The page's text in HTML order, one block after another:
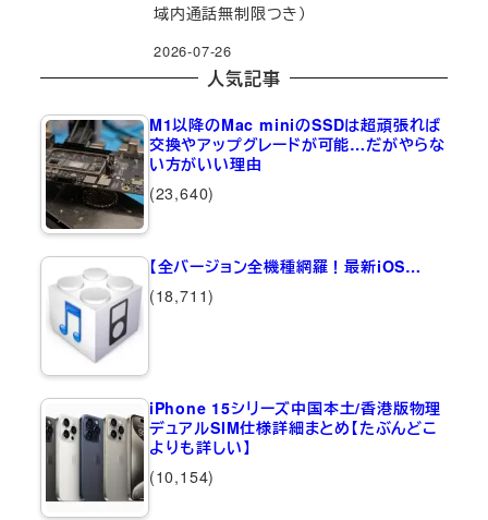
域内通話無制限つき）
2026-07-26
人気記事
M1以降のMac miniのSSDは超頑張れば
交換やアップグレードが可能…だがやらな
い方がいい理由
(23,640)
【全バージョン全機種網羅！最新iOS…
(18,711)
iPhone 15シリーズ中国本土/香港版物理
デュアルSIM仕様詳細まとめ【たぶんどこ
よりも詳しい】
(10,154)